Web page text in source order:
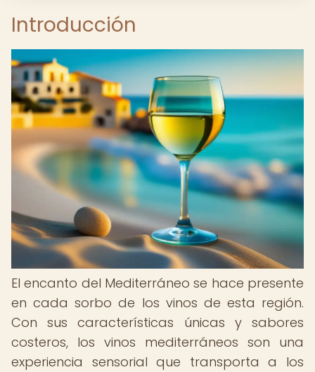
Introducción
El encanto del Mediterráneo se hace presente
en cada sorbo de los vinos de esta región.
Con sus características únicas y sabores
costeros, los vinos mediterráneos son una
experiencia sensorial que transporta a los